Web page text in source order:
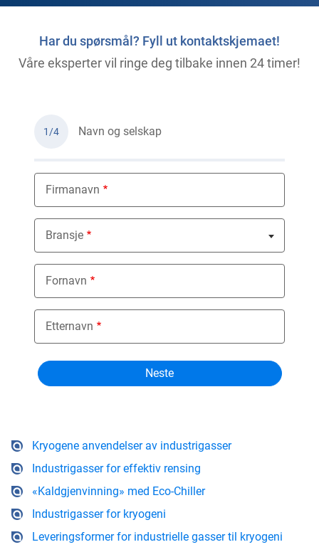
Kryogene anvendelser av industrigasser
Industrigasser for effektiv rensing
«Kaldgjenvinning» med Eco-Chiller
Industrigasser for kryogeni
Leveringsformer for industrielle gasser til kryogeni
Har du spørsmål? Fyll ut kontaktskjemaet!
Våre eksperter vil ringe deg tilbake innen 24 timer!
1/4 Navn og selskap
Firmanavn
Bransje
Nothing selected
Fornavn
Etternavn